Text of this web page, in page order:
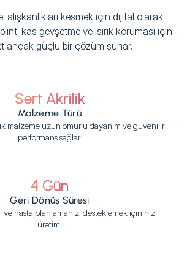
alışkanlıkları kesmek için dijital olarak
kas gevşetme ve ısırık koruması için
ancak güçlü bir çözüm sunar.
Sert Akrilik
Malzeme Türü
malzeme uzun ömürlü dayanım ve güvenilir
performans sağlar.
4 Gün
Geri Dönüş Süresi
ve hasta planlamanızı desteklemek için hızlı
üretim.